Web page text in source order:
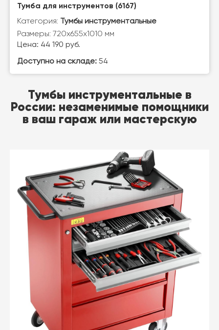
Тумба для инструментов (6167)
Категория: Тумбы инструментальные
Размеры: 720х655х1010 мм
Цена: 44 190 руб.
Доступно на складе: 54
Тумбы инструментальные в
России: незаменимые помощники
в ваш гараж или мастерскую